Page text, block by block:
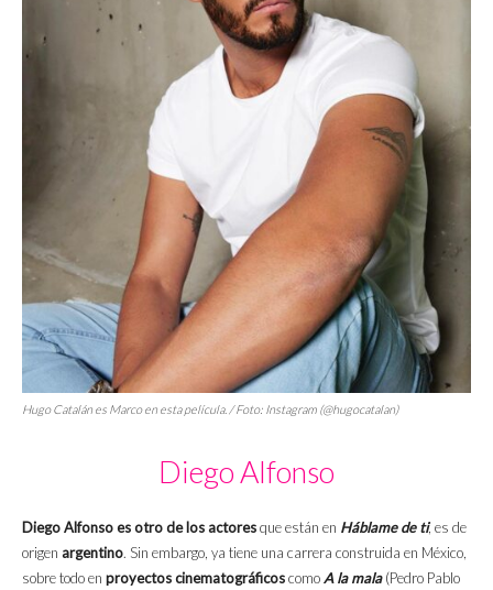
Hugo Catalán es Marco en esta película. / Foto: Instagram (@hugocatalan)
Diego Alfonso
Diego Alfonso es otro de los actoresque están en Háblame de ti, es de
origen argentino. Sin embargo, ya tiene una carrera construida en México,
sobre todo en proyectoscinematográficoscomoA la mala(Pedro Pablo